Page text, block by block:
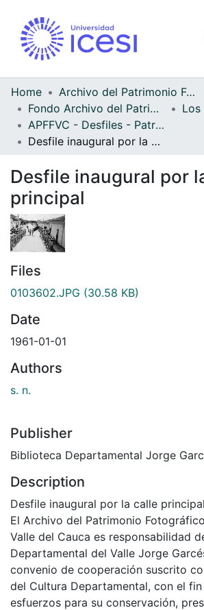
Home
Archivo del Patrimonio Fotográfico y Fílmico del Valle del Cauca
Fondo Archivo del Patrimonio Fotográfico y Fílmico del Valle del Cauca
Los
APFFVC - Desfiles - Patrimonial
Desfile inaugural por la calle principal
Desfile inaugural por
principal
Files
0103602.JPG (30.58 KB)
Date
1961-01-01
Authors
s. n.
Publisher
Biblioteca Departamental Jorge
Description
Desfile inaugural por la calle
El Archivo del Patrimonio
Valle del Cauca es responsabilidad
Departamental del Valle Jorge
convenio de cooperación suscrito
del Cultura Departamental, con el
esfuerzos para su conservación,